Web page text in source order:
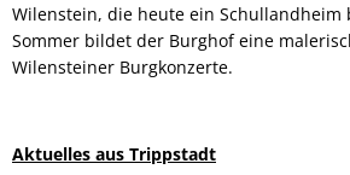
Wilenstein, die heute ein Schullandheim
Sommer bildet der Burghof eine
Wilensteiner Burgkonzerte.
Aktuelles aus Trippstadt